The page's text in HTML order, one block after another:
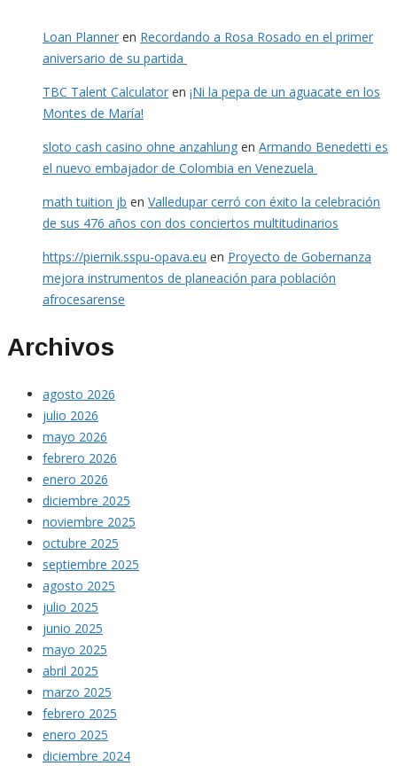
Loan Planner en Recordando a Rosa Rosado en el primer
aniversario de su partida
TBC Talent Calculator en ¡Ni la pepa de un aguacate en los
Montes de María!
sloto cash casino ohne anzahlung en Armando Benedetti es
el nuevo embajador de Colombia en Venezuela
math tuition jb en Valledupar cerró con éxito la celebración
de sus 476 años con dos conciertos multitudinarios
https://piernik.sspu-opava.eu en Proyecto de Gobernanza
mejora instrumentos de planeación para población
afrocesarense
Archivos
agosto 2026
julio 2026
mayo 2026
febrero 2026
enero 2026
diciembre 2025
noviembre 2025
octubre 2025
septiembre 2025
agosto 2025
julio 2025
junio 2025
mayo 2025
abril 2025
marzo 2025
febrero 2025
enero 2025
diciembre 2024